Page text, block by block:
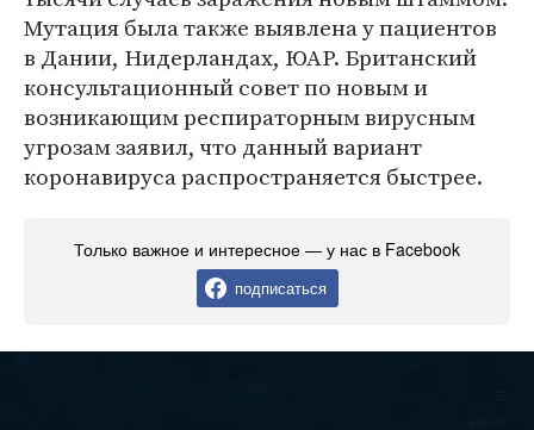
Мутация была также выявлена у пациентов
в Дании, Нидерландах, ЮАР. Британский
консультационный совет по новым и
возникающим респираторным вирусным
угрозам заявил, что данный вариант
коронавируса распространяется быстрее.
Только важное и интересное — у нас в Facebook
подписаться